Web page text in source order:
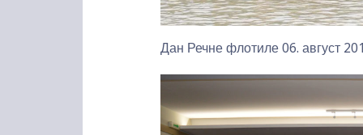
Дан Речне флотиле 06. август